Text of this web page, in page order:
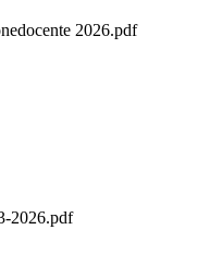
2026.pdf
2026.pdf